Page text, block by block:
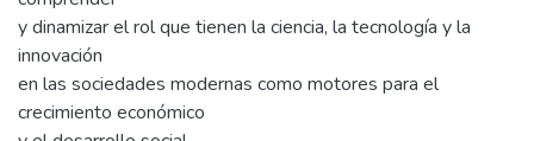
y dinamizar el rol que tienen la ciencia, la tecnología y la
innovación
en las sociedades modernas como motores para el
crecimiento económico